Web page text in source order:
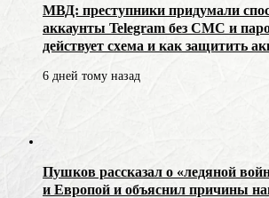
МВД: преступники придумали
аккаунты Telegram без СМС и
действует схема и как защитить
6 дней тому назад
Пушков рассказал о «ледяной
и Европой и объяснил причины